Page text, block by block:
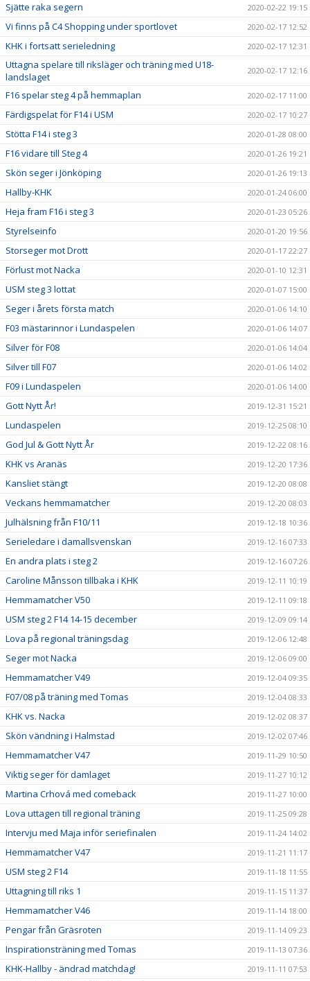
Sjätte raka segern 2020-02-22 19:15
Vi finns på C4 Shopping under sportlovet 2020-02-17 12:52
KHK i fortsatt serieledning 2020-02-17 12:31
Uttagna spelare till riksläger och träning med U18-
landslaget
2020-02-17 12:16
F16 spelar steg 4 på hemmaplan 2020-02-17 11:00
Färdigspelat för F14 i USM 2020-02-17 10:27
Stötta F14 i steg 3 2020-01-28 08:00
F16 vidare till Steg 4 2020-01-26 19:21
Skön seger i Jönköping 2020-01-26 19:13
Hallby-KHK 2020-01-24 06:00
Heja fram F16 i steg 3 2020-01-23 05:26
Styrelseinfo 2020-01-20 19:56
Storseger mot Drott 2020-01-17 22:27
Förlust mot Nacka 2020-01-10 12:31
USM steg 3 lottat 2020-01-07 15:00
Seger i årets första match 2020-01-06 14:10
F03 mästarinnor i Lundaspelen 2020-01-06 14:07
Silver för F08 2020-01-06 14:04
Silver till F07 2020-01-06 14:02
F09 i Lundaspelen 2020-01-06 14:00
Gott Nytt År! 2019-12-31 15:21
Lundaspelen 2019-12-25 08:10
God Jul & Gott Nytt År 2019-12-22 08:16
KHK vs Aranäs 2019-12-20 17:36
Kansliet stängt 2019-12-20 08:08
Veckans hemmamatcher 2019-12-20 08:03
Julhälsning från F10/11 2019-12-18 10:36
Serieledare i damallsvenskan 2019-12-16 07:33
En andra plats i steg 2 2019-12-16 07:26
Caroline Månsson tillbaka i KHK 2019-12-11 10:19
Hemmamatcher V50 2019-12-11 09:18
USM steg 2 F14 14-15 december 2019-12-09 09:14
Lova på regional träningsdag 2019-12-06 12:48
Seger mot Nacka 2019-12-06 09:00
Hemmamatcher V49 2019-12-04 09:35
F07/08 på träning med Tomas 2019-12-04 08:33
KHK vs. Nacka 2019-12-02 08:37
Skön vändning i Halmstad 2019-12-02 07:46
Hemmamatcher V47 2019-11-29 10:50
Viktig seger för damlaget 2019-11-27 10:12
Martina Crhová med comeback 2019-11-27 10:00
Lova uttagen till regional träning 2019-11-25 09:28
Intervju med Maja inför seriefinalen 2019-11-24 14:02
Hemmamatcher V47 2019-11-21 11:17
USM steg 2 F14 2019-11-18 11:55
Uttagning till riks 1 2019-11-15 11:37
Hemmamatcher V46 2019-11-14 18:00
Pengar från Gräsroten 2019-11-14 09:23
Inspirationsträning med Tomas 2019-11-13 07:36
KHK-Hallby - ändrad matchdag! 2019-11-11 07:53